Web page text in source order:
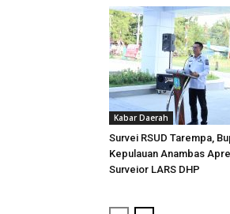
Kabar Daerah
Survei RSUD Tarempa,
Kepulauan Anambas
Surveior LARS DHP